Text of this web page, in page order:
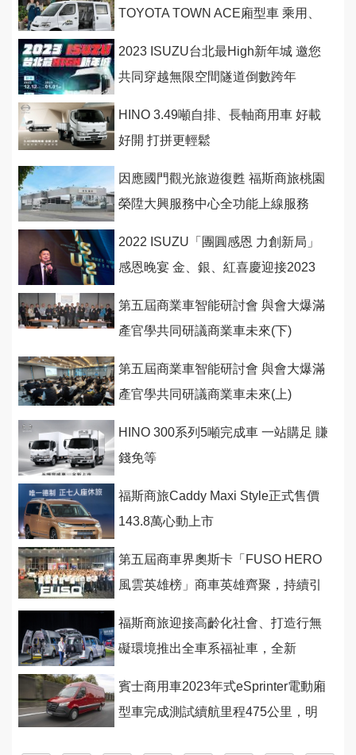
TOYOTA TOWN ACE廂型車 乘用、
2023 ISUZU台北最High新年城 邀您
共同穿越無限空間隧道倒數跨年
HINO 3.49噸自排、長軸商用車 好載
好開 打拼更輕鬆
因應國門觀光旅遊復甦 福斯商旅桃園
榮陞大興服務中心全功能上線服務
2022 ISUZU「團圓感恩 力創新局」
感恩晚宴 金、銀、紅喜慶迎接2023
第五屆商業車智能研討會 與會大爆滿
產官學共同研議商業車未來(下)
第五屆商業車智能研討會 與會大爆滿
產官學共同研議商業車未來(上)
HINO 300系列5噸完成車 一站購足 賺
錢免等
福斯商旅Caddy Maxi Style正式售價
143.8萬心動上市
第五屆商車界奧斯卡「FUSO HERO
風雲英雄榜」商車英雄齊聚，持續引
福斯商旅迎接高齡化社會、打造行無
礙環境推出全車系福祉車，全新
賓士商用車2023年式eSprinter電動廂
型車完成測試續航里程475公里，明